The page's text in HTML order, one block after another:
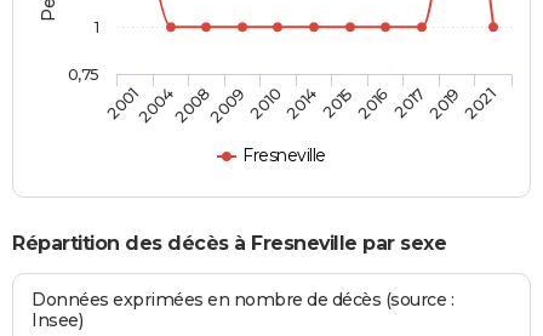
Fresneville
20012004200820092010201420152016201720192021
0,75
1
Répartition des décès à Fresneville par sexe
Données exprimées en nombre de décès (source :
Insee)